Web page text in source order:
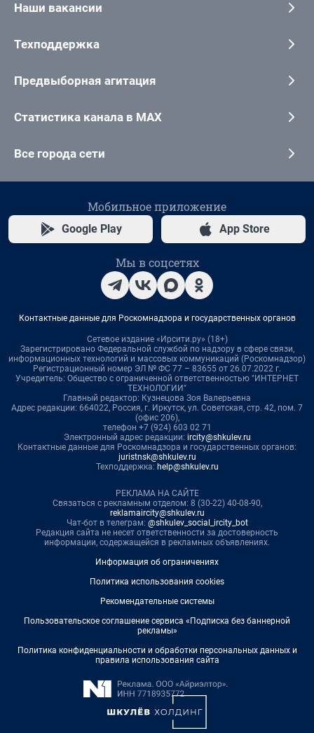
Наши вакансии
Техподдержка
Предвыборная агитация
Статистика канала в MAX
Все города сети
Мобильное приложение
Google Play App Store
Мы в соцсетях
Контактные данные для Роскомнадзора и государственных органов
Сетевое издание «Ирсити.ру» (18+)
Зарегистрировано Федеральной службой по надзору в сфере связи,
информационных технологий и массовых коммуникаций (Роскомнадзор)
Регистрационный номер ЭЛ № ФС 77 – 83655 от 26.07.2022 г.
Учредитель: Общество с ограниченной ответственностью "ИНТЕРНЕТ
ТЕХНОЛОГИИ"
Главный редактор: Кузнецова Зоя Валерьевна
Адрес редакции: 664022, Россия, г. Иркутск, ул. Советская, стр. 42, пом. 7
(офис 206),
телефон +7 (924) 603 02 71
Электронный адрес редакции: ircity@shkulev.ru
Контактные данные для Роскомнадзора и государственных органов:
juristnsk@shkulev.ru
Техподдержка: help@shkulev.ru
РЕКЛАМА НА САЙТЕ
Связаться с рекламным отделом: 8 (30-22) 40-08-90,
reklamaircity@shkulev.ru
Чат-бот в телеграм: @shkulev_social_ircity_bot
Редакция сайта не несет ответственности за достоверность
информации, содержащейся в рекламных объявлениях.
Информация об ограничениях
Политика использования cookies
Рекомендательные системы
Пользовательское соглашение сервиса «Подписка без баннерной
рекламы»
Политика конфиденциальности и обработки персональных данных и
правила использования сайта